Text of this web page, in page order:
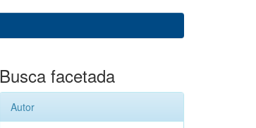
Busca facetada
Autor